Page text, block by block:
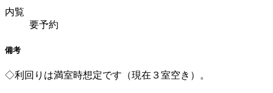
内覧
要予約
備考
◇利回りは満室時想定です（現在３室空き）。